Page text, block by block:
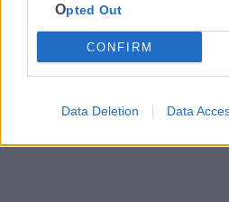
Opted Out
CONFIRM
Data Deletion Data